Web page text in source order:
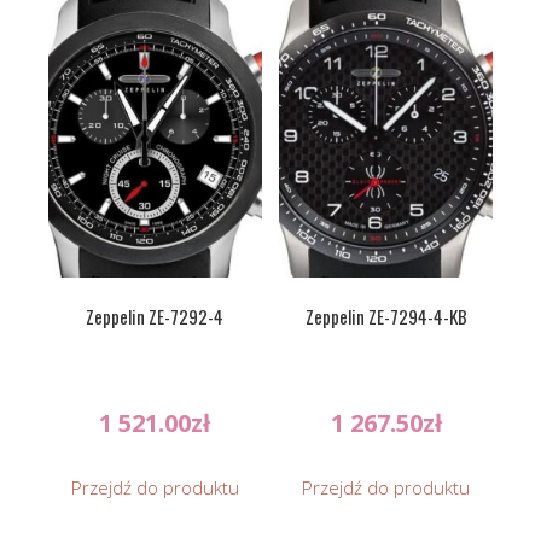
Zeppelin ZE-7292-4
1 521.00zł
Przejdź do produktu
Zeppelin ZE-7294-4-KB
1 267.50zł
Przejdź do produktu